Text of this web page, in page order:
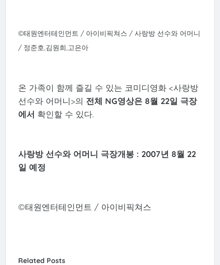
©태원엔터테인먼트 / 아이비픽쳐스 / 사랑방 선수와 어머니
/ 정준호,김원희,고은아
온 가족이 함께 즐길 수 있는 코미디영화 <사랑방
선수와 어머니>의 전체 NG영상은 8월 22일 극장
에서 확인할 수 있다.
사랑방 선수와 어머니 극장개봉 : 2007년 8월 22
일 예정
©태원엔터테인먼트 / 아이비픽쳐스
Related Posts